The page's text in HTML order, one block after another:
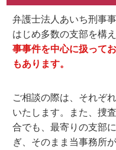
弁護士法人あいち刑事
はじめ多数の支部を構
事事件を中心に扱って
もあります。
ご相談の際は、 それぞ
いたします。また、捜
合でも、最寄りの支部
ぎ、そのまま当事務所